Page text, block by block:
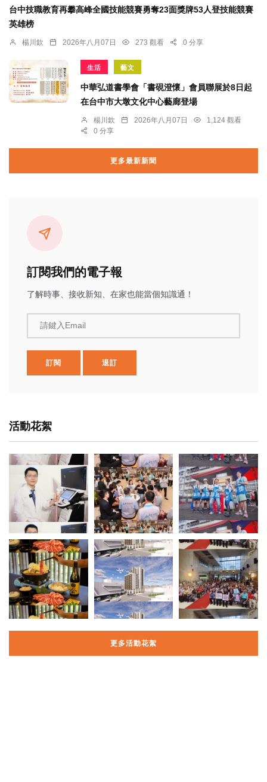
台中技職教育再攀高峰全國技能競賽勇奪23面獎牌53人登技能競賽
英雄榜
楊川欽 2026年八月07日 273 觀看 0 分享
生活 藝文
中華弘道書學會「書硯澄懷」會員聯展於8日起
在台中市大墩文化中心藝廊登場
楊川欽 2026年八月07日
1,124 觀看
0 分享
更多最新新聞
訂閱我們的電子報
了解時事、接收新知、在家也能當個知識通！
請鍵入Email
訂閱 退訂
活動花絮
更多活動花絮